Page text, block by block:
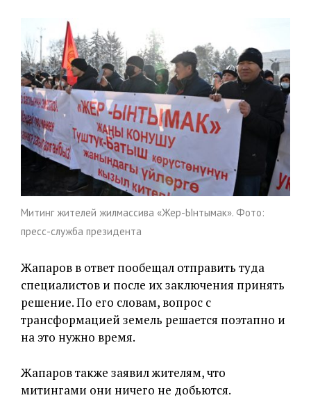
Митинг жителей жилмассива «Жер-Ынтымак». Фото:
пресс-служба президента
Жапаров в ответ пообещал отправить туда
специалистов и после их заключения принять
решение. По его словам, вопрос с
трансформацией земель решается поэтапно и
на это нужно время.
Жапаров также заявил жителям, что
митингами они ничего не добьются.